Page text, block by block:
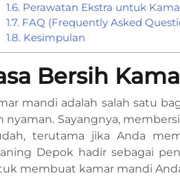
1.6.Perawatan Ekstra untuk
1.7.FAQ (Frequently Asked
1.8.Kesimpulan
Bersih
mandi adalah salah satu
nyaman. Sayangnya,
terutama jika Anda
Depok hadir sebagai
membuat kamar mandi